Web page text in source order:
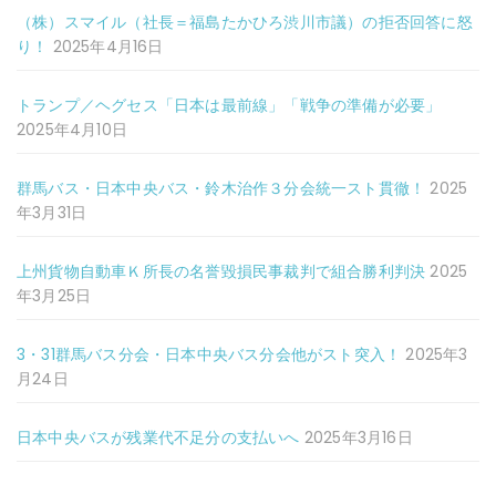
（株）スマイル（社長＝福島たかひろ渋川市議）の拒否回答に怒
り！ 2025年4月16日
トランプ／ヘグセス「日本は最前線」「戦争の準備が必要」
2025年4月10日
群馬バス・日本中央バス・鈴木治作３分会統一スト貫徹！ 2025
年3月31日
上州貨物自動車Ｋ所長の名誉毀損民事裁判で組合勝利判決 2025
年3月25日
3・31群馬バス分会・日本中央バス分会他がスト突入！ 2025年3
月24日
日本中央バスが残業代不足分の支払いへ 2025年3月16日